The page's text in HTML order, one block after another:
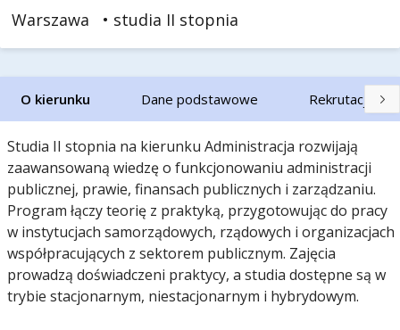
Warszawa
• studia II stopnia
O kierunku Dane podstawowe Rekrutacja
Studia II stopnia na kierunku Administracja rozwijają
zaawansowaną wiedzę o funkcjonowaniu administracji
publicznej, prawie, finansach publicznych i zarządzaniu.
Program łączy teorię z praktyką, przygotowując do pracy
w instytucjach samorządowych, rządowych i organizacjach
współpracujących z sektorem publicznym. Zajęcia
prowadzą doświadczeni praktycy, a studia dostępne są w
trybie stacjonarnym, niestacjonarnym i hybrydowym.